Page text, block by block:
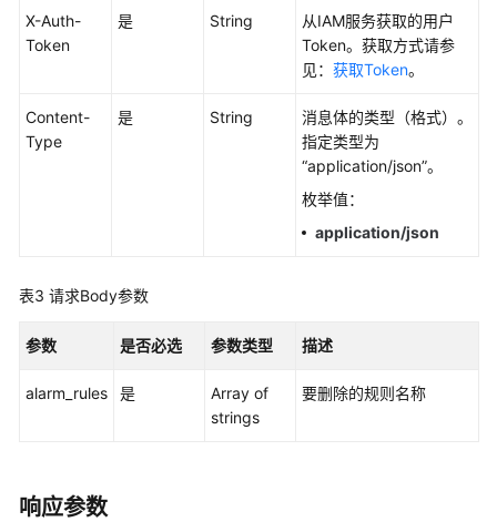
考
考
视
帮
档
X-Auth-
Token
是 String
从IAM服务获取的用户
Token。获取方式请参
见： 获取Token。
Content-
Type
是 String
消息体的类型（格式）。
指定类型为
“application/json”。
枚举值：
application/json
表3 请求Body参数
参数 是否必选 参数类型 描述
alarm_rules 是
Array of
strings
要删除的规则名称
响应参数